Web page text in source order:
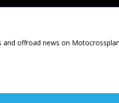
offroad news on